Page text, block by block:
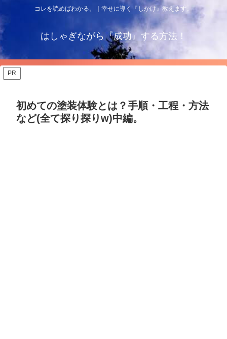
コレを読めばわかる。｜幸せに導く『しかけ』教えます。
はしゃぎながら『成功』する方法！
PR
初めての塗装体験とは？手順・工程・方法
など(全て探り探りw)中編。